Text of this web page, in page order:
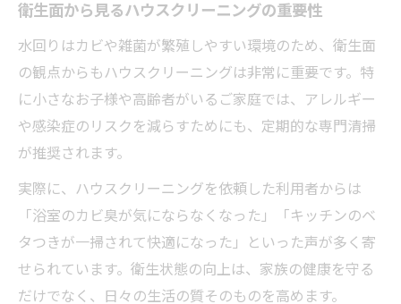
衛生面から見るハウスクリーニングの重要性
水回りはカビや雑菌が繁殖しやすい環境のため、衛生面
の観点からもハウスクリーニングは非常に重要です。特
に小さなお子様や高齢者がいるご家庭では、アレルギー
や感染症のリスクを減らすためにも、定期的な専門清掃
が推奨されます。
実際に、ハウスクリーニングを依頼した利用者からは
「浴室のカビ臭が気にならなくなった」「キッチンのベ
タつきが一掃されて快適になった」といった声が多く寄
せられています。衛生状態の向上は、家族の健康を守る
だけでなく、日々の生活の質そのものを高めます。